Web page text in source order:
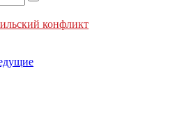
конфликт